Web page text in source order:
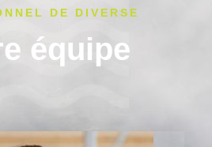
DE DIVERSE
équipe